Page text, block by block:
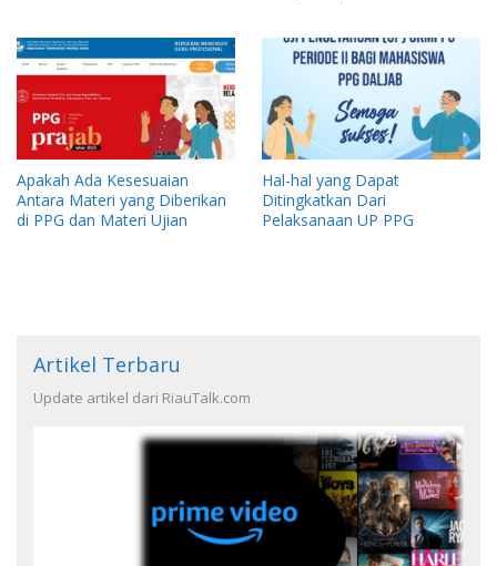
Apakah Ada Kesesuaian
Antara Materi yang Diberikan
di PPG dan Materi Ujian
Hal-hal yang Dapat
Ditingkatkan Dari
Pelaksanaan UP PPG
Artikel Terbaru
Update artikel dari RiauTalk.com